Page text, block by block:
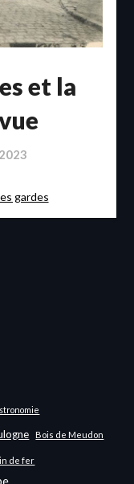
et la
gardes
Bois de Meudon
de fer